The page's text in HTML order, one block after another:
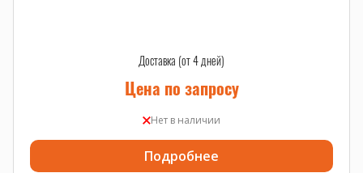
Доставка (от 4 дней)
Цена по запросу
Нет в наличии
Подробнее